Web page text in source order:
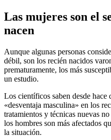
Las mujeres son el
nacen
Aunque algunas personas
débil, son los recién nacidos
prematuramente, los más
un estudio.
Los científicos saben desde hace
«desventaja masculina» en los
tratamientos y técnicas nuevas
los hombres son más afectados
la situación.